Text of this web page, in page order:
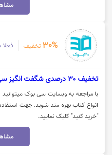
30% تخفیف فعلا
تخفیف 30 درصدی شگفت انگیز سی بوک
انواع کتاب بهره مند شوید. جهت
"خرید کنید" کلیک نمایید.